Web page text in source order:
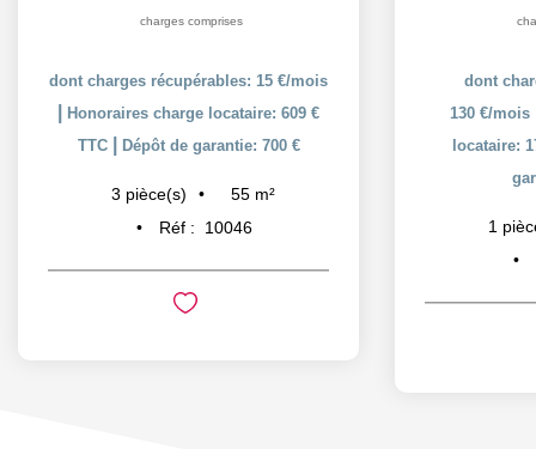
charges comprises
dont charges récupérables: 15 €/mois
Honoraires charge locataire: 609 €
TTC
Dépôt de garantie: 700 €
3 pièce(s) 55 m²
Réf :
10046
dont
130 €/mois
locataire:
1